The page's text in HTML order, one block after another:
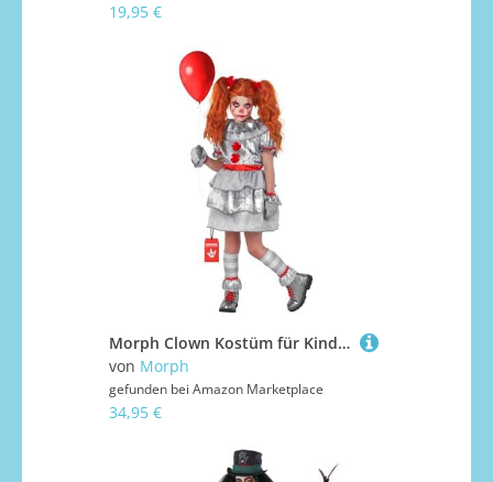
19,95 €
Morph Clown Kostüm für Kinder, Halloween Horror Clown, Perfekt für Mädchen, Gruseliges Kostüm für Halloween, L
von Morph
gefunden bei Amazon Marketplace
34,95 €